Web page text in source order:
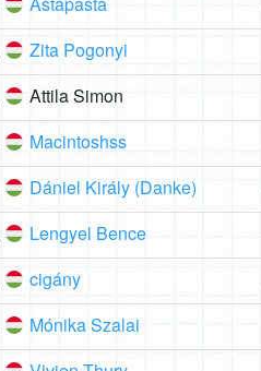
Zita Pogonyi
Attila Simon
Macintoshss
Dániel Király (Danke)
Lengyel Bence
cigány
Mónika Szalai